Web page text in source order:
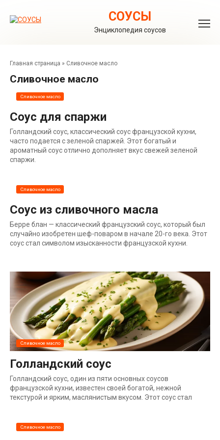
контенту
СОУСЫ
Энциклопедия соусов
Главная страница » Сливочное масло
Сливочное масло
Сливочное масло
Соус для спаржи
Голландский соус, классический соус французской кухни,
часто подается с зеленой спаржей. Этот богатый и
ароматный соус отлично дополняет вкус свежей зеленой
спаржи.
Сливочное масло
Соус из сливочного масла
Берре блан — классический французский соус, который был
случайно изобретен шеф-поваром в начале 20-го века. Этот
соус стал символом изысканности французской кухни.
Сливочное масло
Голландский соус
Голландский соус, один из пяти основных соусов
французской кухни, известен своей богатой, нежной
текстурой и ярким, маслянистым вкусом. Этот соус стал
Сливочное масло